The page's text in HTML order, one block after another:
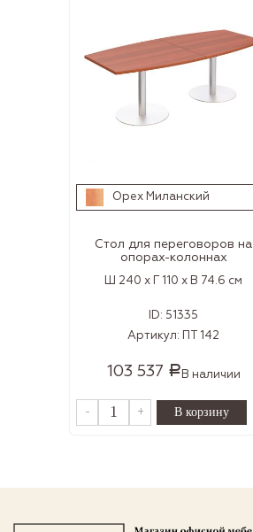
Орех Миланский
Стол для переговоров на
опорах-колоннах
Ш 240 x Г 110 x В 74.6 см
ID: 51335
Артикул: ПТ 142
103 537 Р В наличии
- +